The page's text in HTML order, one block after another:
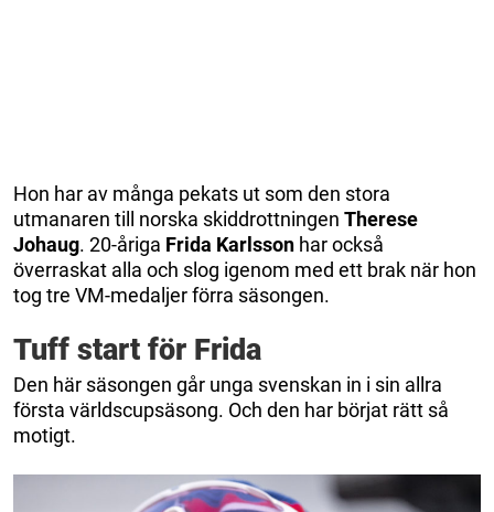
Hon har av många pekats ut som den stora
utmanaren till norska skiddrottningen Therese
Johaug. 20-åriga Frida Karlsson har också
överraskat alla och slog igenom med ett brak när hon
tog tre VM-medaljer förra säsongen.
Tuff start för Frida
Den här säsongen går unga svenskan in i sin allra
första världscupsäsong. Och den har börjat rätt så
motigt.